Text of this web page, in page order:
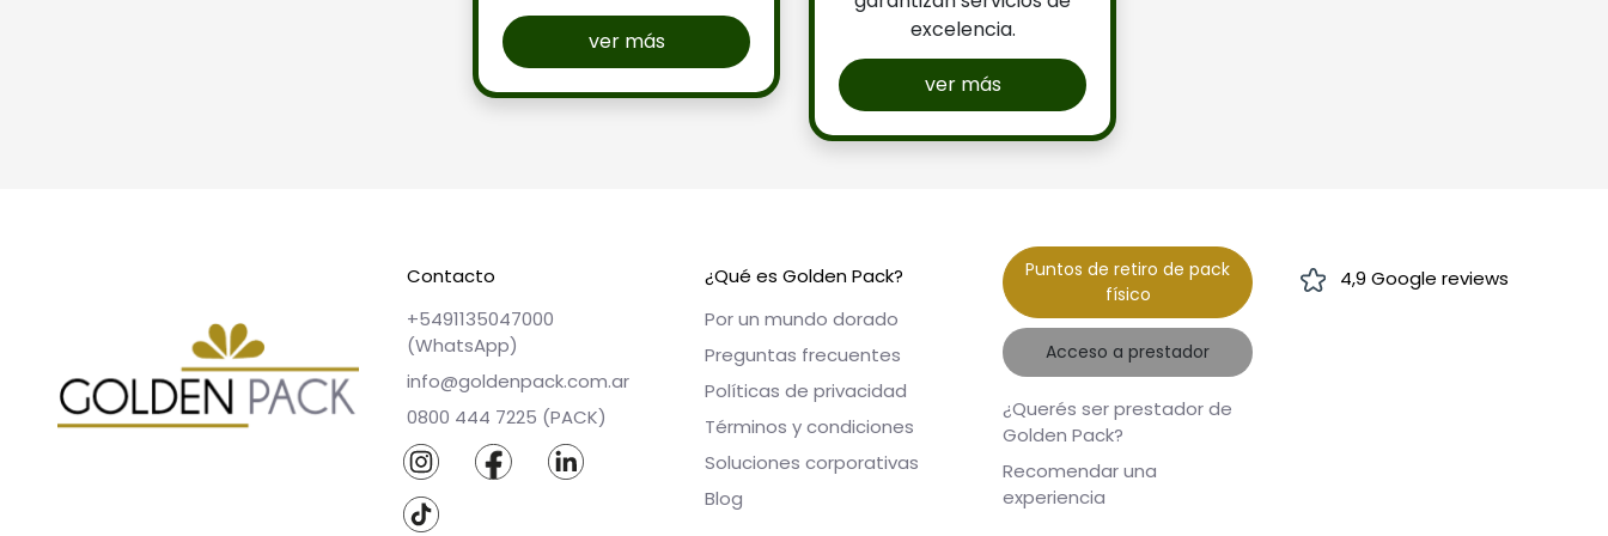
ver más
excelencia.
ver más
Contacto
+5491135047000
(WhatsApp)
info@goldenpack.com.ar
0800 444 7225 (PACK)
¿Qué es Golden Pack?
Por un mundo dorado
Preguntas frecuentes
Políticas de privacidad
Términos y condiciones
Soluciones corporativas
Blog
Puntos de retiro de pack
físico
Acceso a prestador
¿Querés ser prestador de
Golden Pack?
Recomendar una
experiencia
4,9 Google reviews